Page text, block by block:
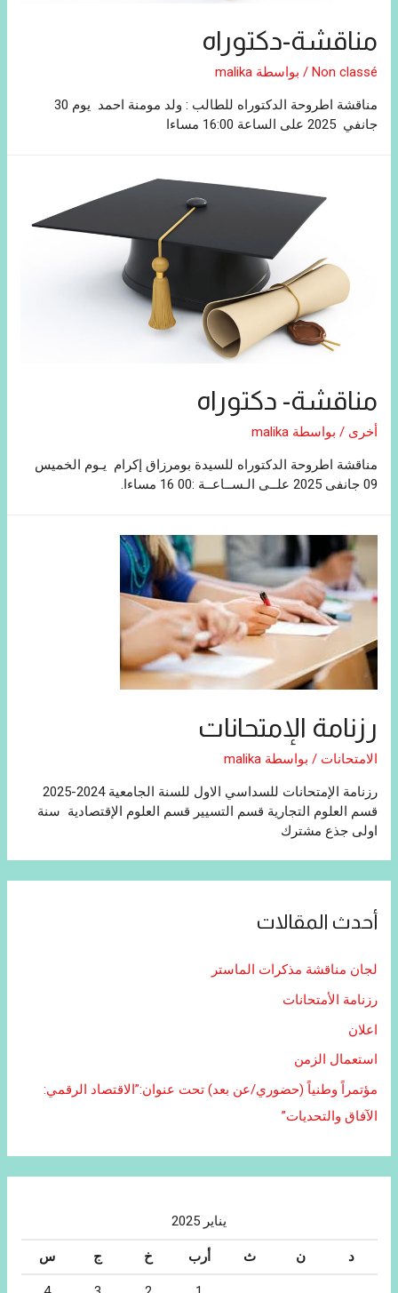
مناقشة-دكتوراه
Non classé / بواسطة malika
مناقشة اطروحة الدكتوراه للطالب : ولد مومنة احمد يوم 30
جانفي 2025 على الساعة 16:00 مساءا
مناقشة- دكتوراه
أخرى / بواسطة malika
مناقشة اطروحة الدكتوراه للسيدة بومرزاق إكرام يـوم الخميس
09 جانفى 2025 علــى الـســاعــة :00 16 مساءا.
رزنامة الإمتحانات
الامتحانات / بواسطة malika
رزنامة الإمتحانات للسداسي الاول للسنة الجامعية 2024-2025
قسم العلوم التجارية قسم التسيير قسم العلوم الإقتصادية سنة
اولى جذع مشترك
أحدث المقالات
لجان مناقشة مذكرات الماستر
رزنامة الأمتحانات
اعلان
استعمال الزمن
مؤتمراً وطنياً (حضوري/عن بعد) تحت عنوان:”الاقتصاد الرقمي:
الآفاق والتحديات”
يناير 2025
د ن ث أرب خ ج س